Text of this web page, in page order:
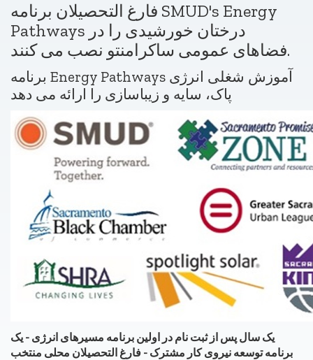
فارغ التحصیلان برنامه SMUD's Energy
Pathways درختان خورشیدی را در
فضاهای عمومی ساکرامنتو نصب می کنند.
برنامه Energy Pathways آموزش شغلی انرژی
پاک، سایه و زیباسازی را ارائه می دهد
یک سال پس از ثبت نام در اولین برنامه مسیرهای انرژی - یک
برنامه توسعه نیروی کار مشترک - فارغ التحصیلان محلی منتخب